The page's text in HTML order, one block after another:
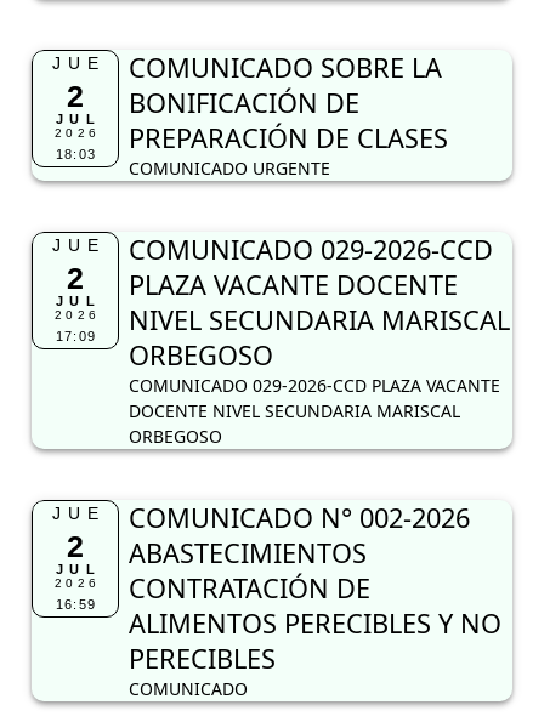
JUE
2
JUL
2026
18:03
COMUNICADO SOBRE LA
BONIFICACIÓN DE
PREPARACIÓN DE CLASES
COMUNICADO URGENTE
JUE
2
JUL
2026
17:09
COMUNICADO 029-2026-CCD
PLAZA VACANTE DOCENTE
NIVEL SECUNDARIA MARISCAL
ORBEGOSO
COMUNICADO 029-2026-CCD PLAZA VACANTE
DOCENTE NIVEL SECUNDARIA MARISCAL
ORBEGOSO
JUE
2
JUL
2026
16:59
COMUNICADO N° 002-2026
ABASTECIMIENTOS
CONTRATACIÓN DE
ALIMENTOS PERECIBLES Y NO
PERECIBLES
COMUNICADO